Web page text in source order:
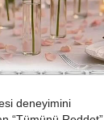
deneyimini